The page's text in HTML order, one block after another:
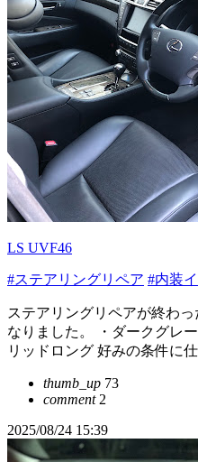
LS UVF46
#ステアリングリペア #内装
ステアリングリペアが終わ
なりました。 ・ダークグレ
リッドロング 好みの条件に
thumb_up 73
comment2
2025/08/24 15:39